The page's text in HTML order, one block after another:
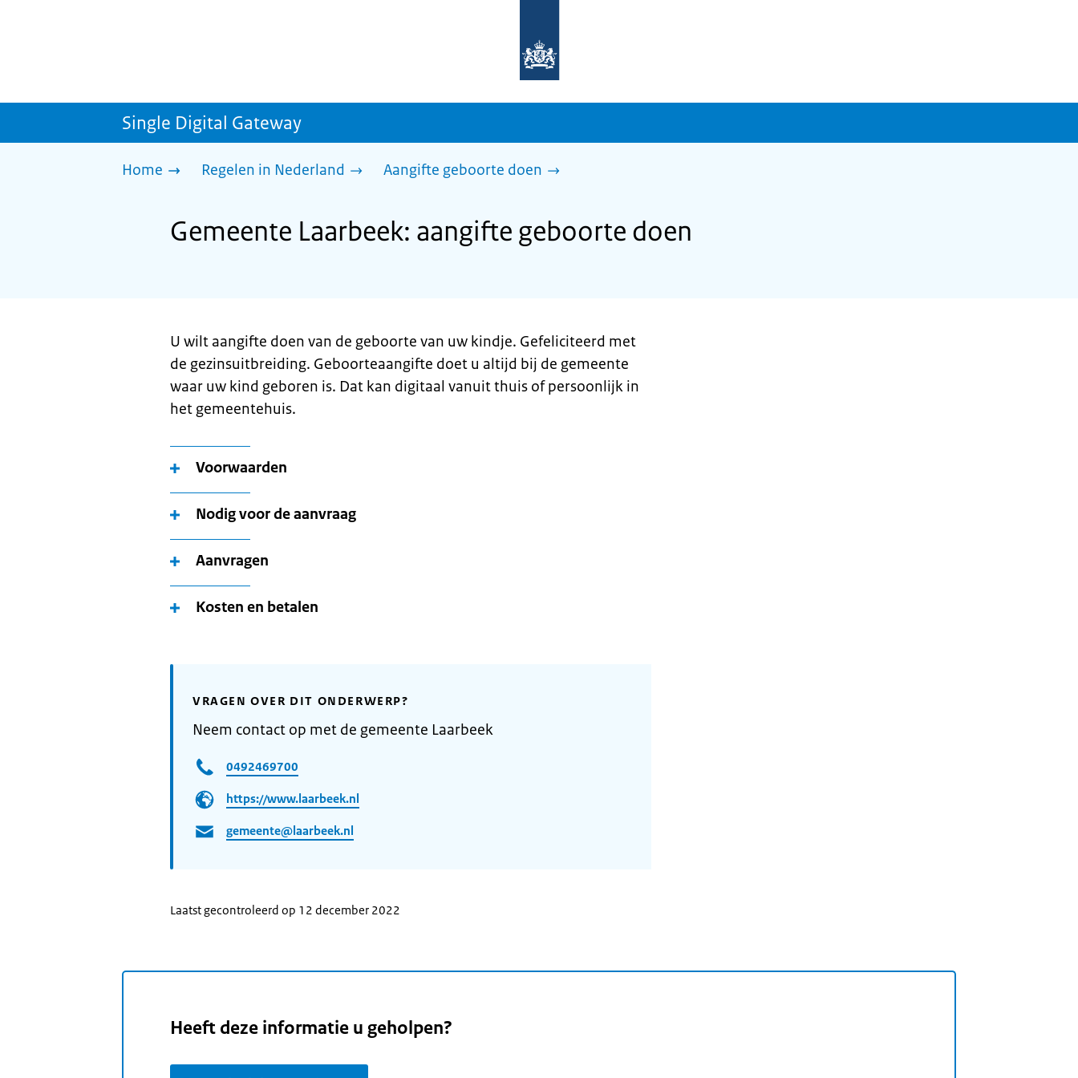
homepage
sdg.rijksoverheid.nl
Single Digital Gateway
Home Regelen in Nederland Aangifte geboorte doen
Gemeente Laarbeek: aangifte geboorte doen
U wilt aangifte doen van de geboorte van uw kindje. Gefeliciteerd met
de gezinsuitbreiding. Geboorteaangifte doet u altijd bij de gemeente
waar uw kind geboren is. Dat kan digitaal vanuit thuis of persoonlijk in
het gemeentehuis.
Voorwaarden
Nodig voor de aanvraag
Aanvragen
Kosten en betalen
VRAGEN OVER DIT ONDERWERP?
Neem contact op met de gemeente Laarbeek
0492469700
https://www.laarbeek.nl
gemeente@laarbeek.nl
Laatst gecontroleerd op 12 december 2022
Heeft deze informatie u geholpen?